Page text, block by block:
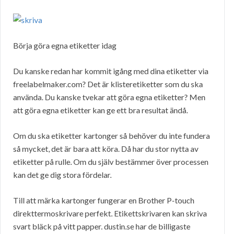
Börja göra egna etiketter idag
Du kanske redan har kommit igång med dina etiketter via
freelabelmaker.com? Det är klisteretiketter som du ska
använda. Du kanske tvekar att göra egna etiketter? Men
att göra egna etiketter kan ge ett bra resultat ändå.
Om du ska etiketter kartonger så behöver du inte fundera
så mycket, det är bara att köra. Då har du stor nytta av
etiketter på rulle. Om du själv bestämmer över processen
kan det ge dig stora fördelar.
Till att märka kartonger fungerar en Brother P-touch
direkttermoskrivare perfekt. Etikettskrivaren kan skriva
svart bläck på vitt papper. dustin.se har de billigaste